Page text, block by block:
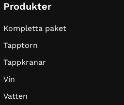
Produkter
Kompletta paket
Tapptorn
Tappkranar
Vin
Vatten